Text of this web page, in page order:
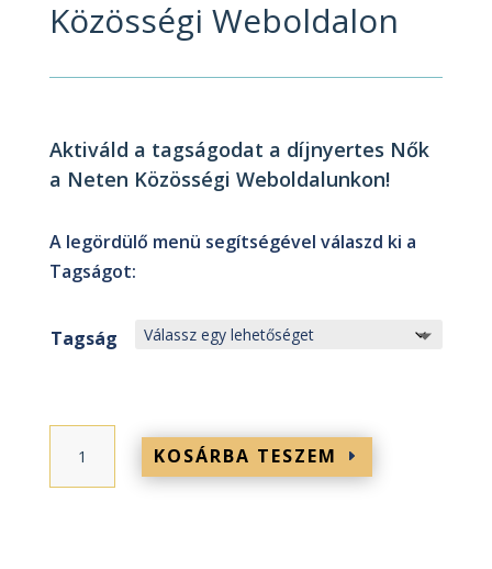
Közösségi Weboldalon
Aktiváld a tagságodat a díjnyertes Nők
a Neten Közösségi Weboldalunkon!
A legördülő menü segítségével válaszd ki a
Tagságot:
Tagság
KOSÁRBA TESZEM